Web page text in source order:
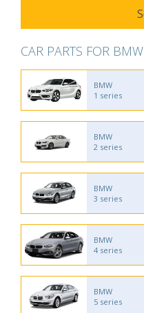
CAR PARTS FOR BMW
BMW
1 series
BMW
2 series
BMW
3 series
BMW
4 series
BMW
5 series